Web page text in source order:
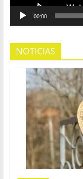
00:00
NOTICIAS